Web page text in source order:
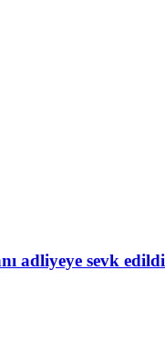
adliyeye sevk edildi